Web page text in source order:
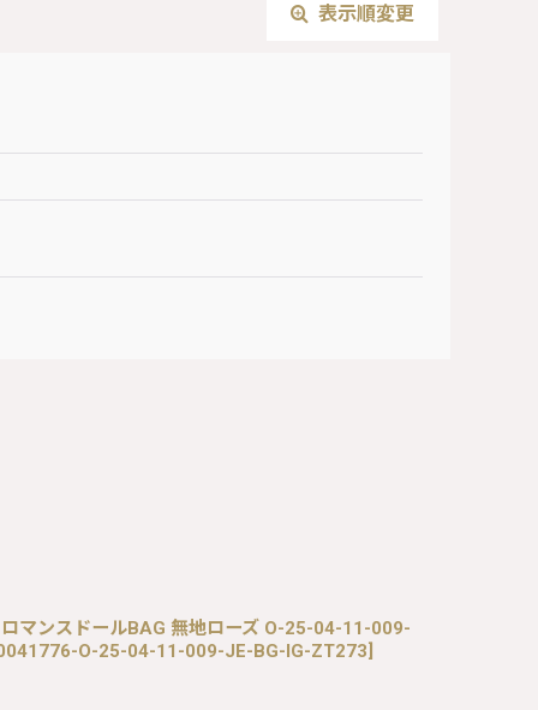
表示順変更
マンスドールBAG 無地ローズ O-25-04-11-009-
O-25-04-11-009-JE-BG-IG-ZT273]